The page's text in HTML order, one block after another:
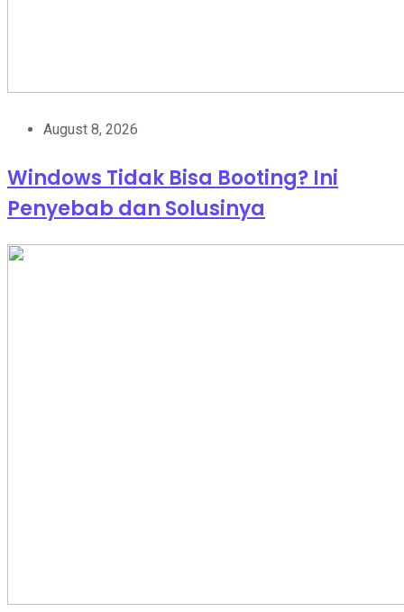
August 8, 2026
Windows Tidak Bisa Booting? Ini
Penyebab dan Solusinya